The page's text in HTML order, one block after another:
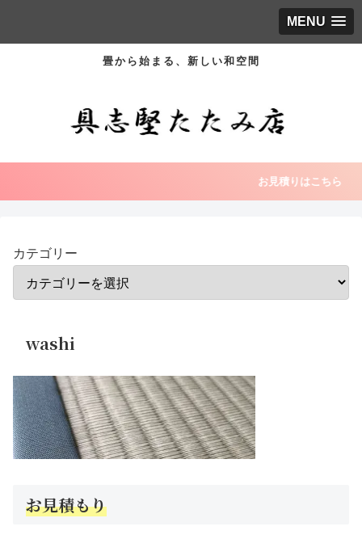
MENU
畳から始まる、新しい和空間
お見積りはこちら
カテゴリー
washi
お見積もり